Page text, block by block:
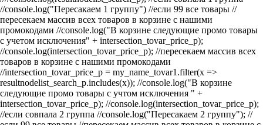
//console.log("Пересакаем 1 группу") //если 99 все товары //
пересекаем массив всех товаров в корзине с нашими
промокодами //console.log("В корзине следующие промо товары
с учетом исключения" + intersection_tovar_price_p);
//console.log(intersection_tovar_price_p); //пересекаем массив всех
товаров в корзине с нашими промокодами
//intersection_tovar_price_p = my_name_tovar1.filter(x =>
resultnodelist_search_p.includes(x)); //console.log("В корзине
следующие промо товары с учтом исключения " +
intersection_tovar_price_p); //console.log(intersection_tovar_price_p);
//если совпала 2 группа //console.log("Пересакаем 2 группу"); //